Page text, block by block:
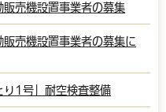
売機設置事業者の募集
売機設置事業者の募集に
り1号」耐空検査整備